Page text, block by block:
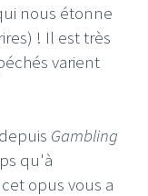
nous étonne
! Il est très
varient
Gambling
qu'à
opus vous a